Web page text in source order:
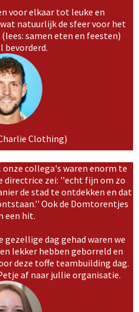
voor elkaar tot leuke en
natuurlijk de sfeer voor het
samen eten en feesten)
bevorderd.
Clothing)
onze collega's waren enorm te
directrice zei: ''echt fijn om zo
de stad te ontdekken en dat
Ook de Domtorentjes
een hit.
dag gehad waren we
lekker hebben geborreld en
deze toffe teambuilding dag.
af naar jullie organisatie.